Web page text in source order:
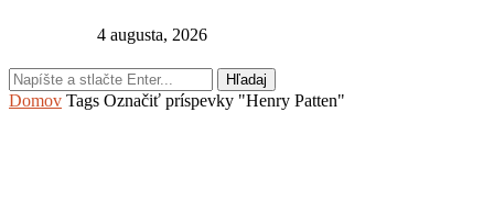
4 augusta, 2026
Hľadaj
Domov Tags Označiť príspevky "Henry Patten"